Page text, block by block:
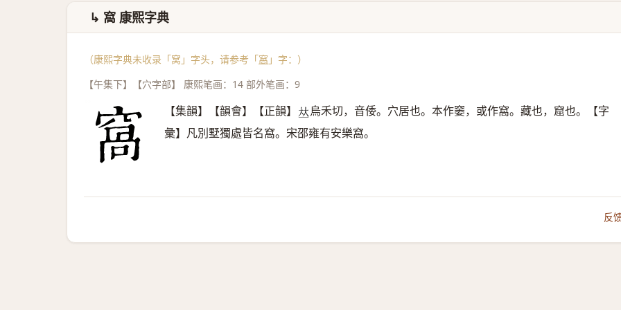
↳ 窩 康熙字典
（康熙字典未收录「窝」字头，请参考「窩 」字：）
【午集下】【穴字部】 康熙笔画：14 部外笔画：9
【集韻】【韻會】【正韻】 𠀤烏禾切，音倭。穴居也。本作䆧，或作窩。藏也，窟也。【字
彙】凡別墅獨處皆名窩。宋邵雍有安樂窩。
反